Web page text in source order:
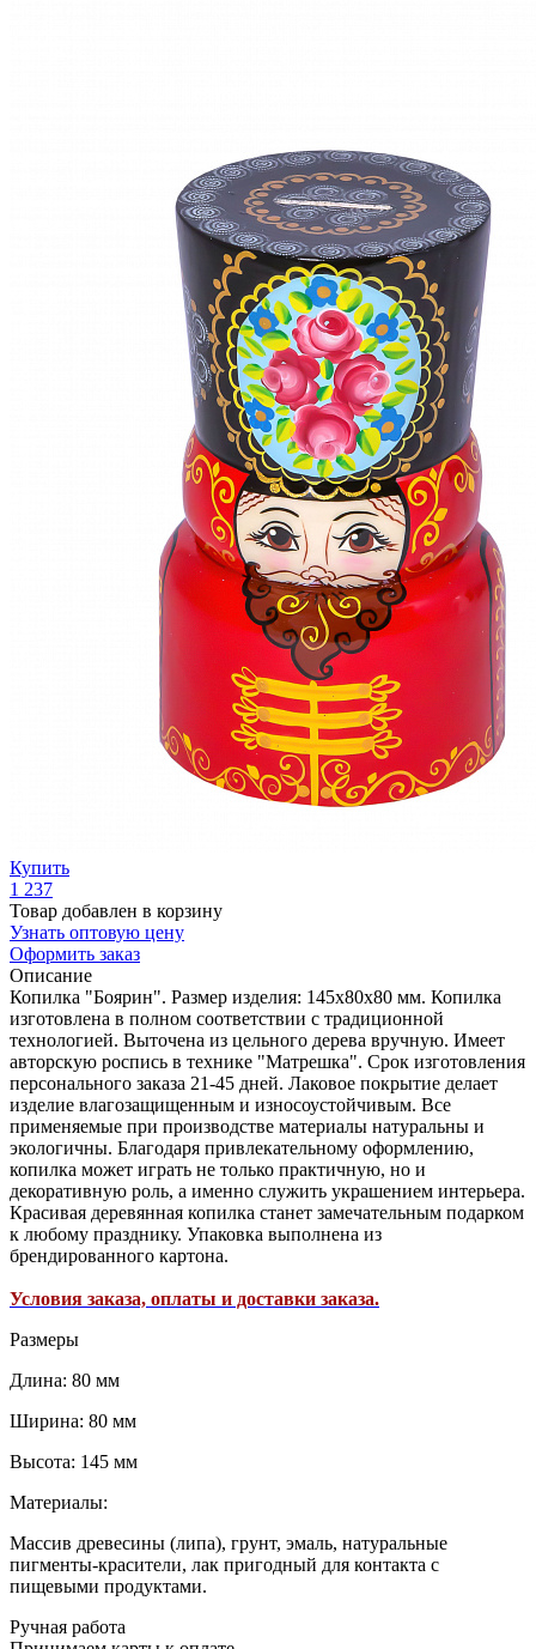
Купить
1 237
Товар добавлен в корзину
Узнать оптовую цену
Оформить заказ
Описание
Копилка "Боярин". Размер изделия: 145х80х80 мм. Копилка
изготовлена в полном соответствии с традиционной
технологией. Выточена из цельного дерева вручную. Имеет
авторскую роспись в технике "Матрешка". Срок изготовления
персонального заказа 21-45 дней. Лаковое покрытие делает
изделие влагозащищенным и износоустойчивым. Все
применяемые при производстве материалы натуральны и
экологичны. Благодаря привлекательному оформлению,
копилка может играть не только практичную, но и
декоративную роль, а именно служить украшением интерьера.
Красивая деревянная копилка станет замечательным подарком
к любому празднику. Упаковка выполнена из
брендированного картона.
Условия заказа, оплаты и доставки заказа.
Размеры
Длина: 80 мм
Ширина: 80 мм
Высота: 145 мм
Материалы:
Массив древесины (липа), грунт, эмаль, натуральные
пигменты-красители, лак пригодный для контакта с
пищевыми продуктами.
Ручная работа